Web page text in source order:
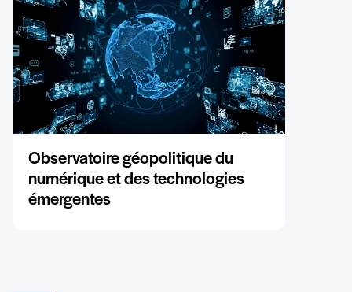
Observatoire géopolitique du
numérique et des technologies
émergentes